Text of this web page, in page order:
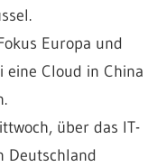
Europa und
eine Cloud in China
über das IT-
Deutschland